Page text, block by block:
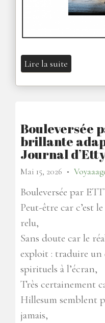
Lire la suite
Bouleversée
brillante
Journal
Mai 15, 2026 ●
Bouleversée par
Peut-être car c’est
relu,
Sans doute car le
exploit : traduire un
spirituels à l’écran,
Très certainement
Hillesum semblent
jamais,